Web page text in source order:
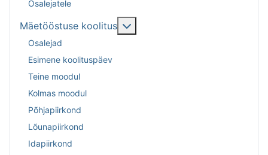
Osalejatele
Mäetööstuse koolitus
Osalejad
Esimene koolituspäev
Teine moodul
Kolmas moodul
Põhjapiirkond
Lõunapiirkond
Idapiirkond